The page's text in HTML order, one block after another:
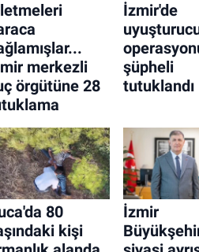
merkezli
örgütüne 28
İzmir'de
şüpheli
tutuklandı
80
kişi
İzmir